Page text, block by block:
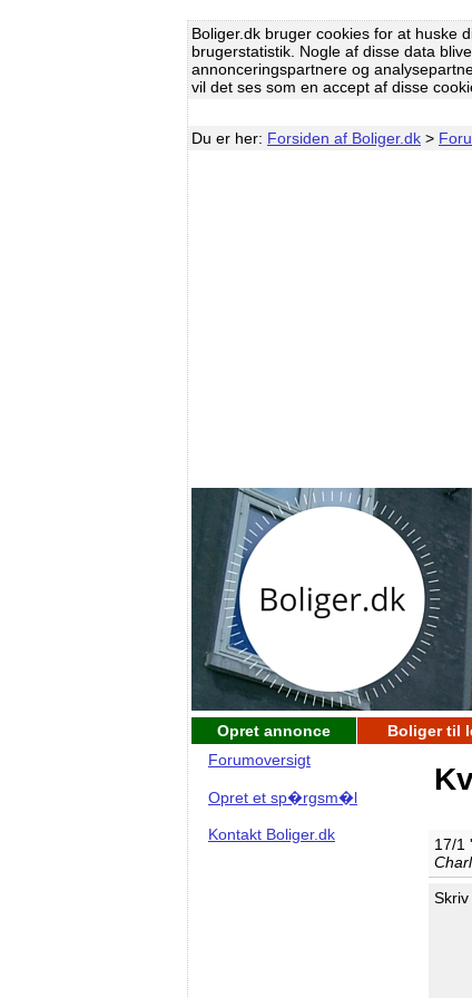
Boliger.dk bruger cookies for at huske
brugerstatistik. Nogle af disse data
annonceringspartnere og
vil det ses som en accept af disse
Du er her: Forsiden af Boliger.dk >
Opret annonce Boliger til
Forumoversigt
Opret et sp�rgsm�l
Kontakt Boliger.dk
17/1